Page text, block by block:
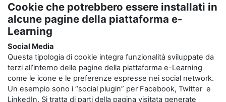
Cookie che potrebbero essere installati in
alcune pagine della piattaforma e-
Learning
Social Media
Questa tipologia di cookie integra funzionalità sviluppate da
terzi all’interno delle pagine della piattaforma e-Learning
come le icone e le preferenze espresse nei social network.
Un esempio sono i “social plugin” per Facebook, Twitter e
LinkedIn. Si tratta di parti della pagina visitata generate